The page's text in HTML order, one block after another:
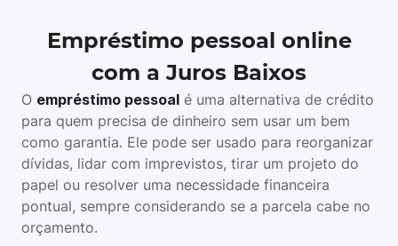
Empréstimo pessoal online
com a Juros Baixos
O empréstimo pessoal é uma alternativa de crédito
para quem precisa de dinheiro sem usar um bem
como garantia. Ele pode ser usado para reorganizar
dívidas, lidar com imprevistos, tirar um projeto do
papel ou resolver uma necessidade financeira
pontual, sempre considerando se a parcela cabe no
orçamento.